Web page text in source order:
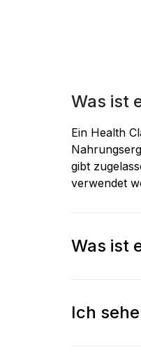
Was ist
Ein Health
gibt
verwendet
Was ist
Ich